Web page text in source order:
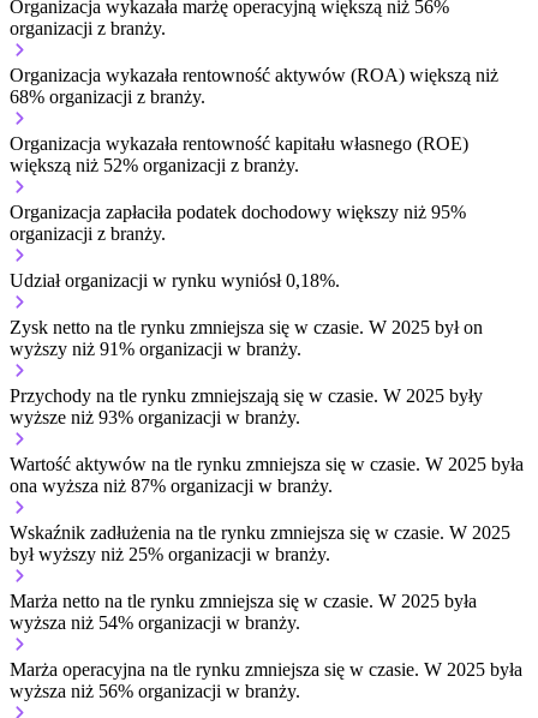
Organizacja wykazała marżę operacyjną większą niż 56%
organizacji z branży.
Organizacja wykazała rentowność aktywów (ROA) większą niż
68% organizacji z branży.
Organizacja wykazała rentowność kapitału własnego (ROE)
większą niż 52% organizacji z branży.
Organizacja zapłaciła podatek dochodowy większy niż 95%
organizacji z branży.
Udział organizacji w rynku wyniósł 0,18%.
Zysk netto na tle rynku zmniejsza się w czasie. W 2025 był on
wyższy niż 91% organizacji w branży.
Przychody na tle rynku zmniejszają się w czasie. W 2025 były
wyższe niż 93% organizacji w branży.
Wartość aktywów na tle rynku zmniejsza się w czasie. W 2025 była
ona wyższa niż 87% organizacji w branży.
Wskaźnik zadłużenia na tle rynku zmniejsza się w czasie. W 2025
był wyższy niż 25% organizacji w branży.
Marża netto na tle rynku zmniejsza się w czasie. W 2025 była
wyższa niż 54% organizacji w branży.
Marża operacyjna na tle rynku zmniejsza się w czasie. W 2025 była
wyższa niż 56% organizacji w branży.